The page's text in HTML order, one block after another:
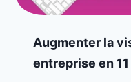
Augmenter la
entreprise en